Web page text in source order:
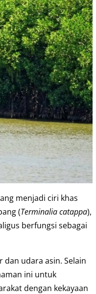
menjadi ciri khas
(Terminalia catappa),
berfungsi sebagai
udara asin. Selain
ini untuk
dengan kekayaan